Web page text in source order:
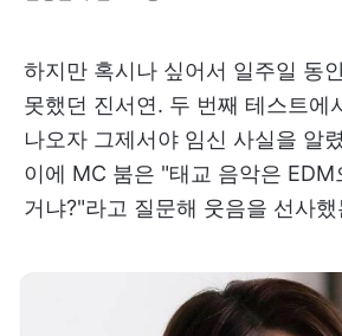
하지만 혹시나 싶어서 일주일 동
못했던 진서연. 두 번째 테스트에
나오자 그제서야 임신 사실을 알
이에 MC 붐은 "태교 음악은 EDM
거냐?"라고 질문해 웃음을 선사